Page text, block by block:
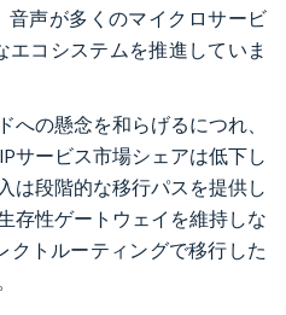
音声が多くのマイクロサービ
エコシステムを推進していま
への懸念を和らげるにつれ、
サービス市場シェアは低下し
は段階的な移行パスを提供し
存性ゲートウェイを維持しな
クトルーティングで移行した